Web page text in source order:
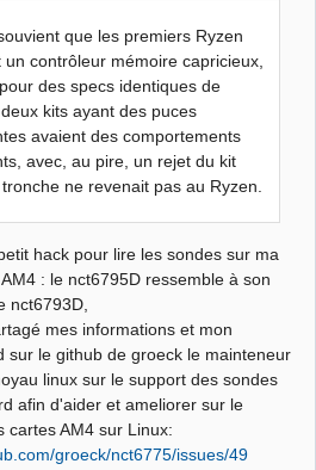
que les premiers Ryzen
un contrôleur mémoire capricieux,
des specs identiques de
kits ayant des puces
avaient des comportements
avec, au pire, un rejet du kit
ne revenait pas au Ryzen.
hack pour lire les sondes sur ma
: le nct6795D ressemble à son
nct6793D,
mes informations et mon
sur le github de groeck le mainteneur
linux sur le support des sondes
afin d'aider et ameliorer sur le
cartes AM4 sur Linux:
groeck/nct6775/issues/49